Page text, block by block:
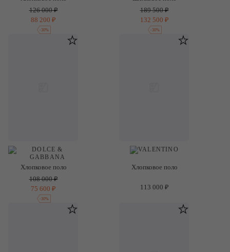
126 000 ₽
88 200 ₽
-30%
189 500 ₽
132 500 ₽
-30%
Хлопковое поло
108 000 ₽
75 600 ₽
-30%
Хлопковое поло
113 000 ₽